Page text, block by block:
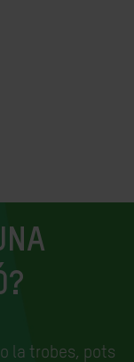
la trobes, pots